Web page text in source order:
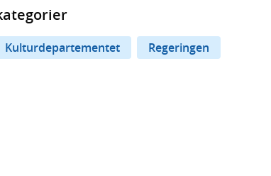
Kulturdepartementet
Regeringen